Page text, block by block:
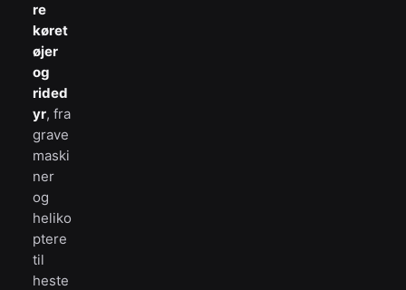
re
køret
øjer
og
rided
yr, fra
grave
maski
ner
og
heliko
ptere
til
heste